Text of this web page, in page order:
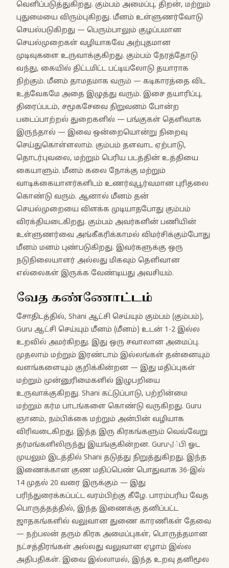
வெளிப்படுத்துகிறது. கும்பம் அமைப்பு, திறன், மற்றும்
புதுமையை விரும்புகிறது. மீனம் உள்ளுணர்வோடு
செயல்படுகிறது — பெரும்பாலும் குழப்பமான
செயல்முறைகள் வழியாகவே அற்புதமான
முடிவுகளை உருவாக்குகிறது. கும்பம் நேரத்தோடு
வந்து, கையில் திட்டமிட்ட பட்டியலோடு தயாராக
நிற்கும். மீனம் தாமதமாக வரும் — கடிகாரத்தை விட
உத்வேகமே அதை இழுத்து வரும். இசை தயாரிப்பு,
திரைப்படம், சமூகசேவை நிறுவனம் போன்ற
படைப்பாற்றல் துறைகளில் — பங்குகள் தெளிவாக
இருந்தால் — இவை ஒன்றையொன்று நிறைவு
செய்துகொள்ளலாம். கும்பம் தளவாட ஏற்பாடு,
தொடர்புவலை, மற்றும் பெரிய படத்தின் உத்தியை
கையாளும். மீனம் கலை நோக்கு மற்றும்
வாடிக்கையாளர்களிடம் உணர்வுபூர்வமான புரிதலை
கொண்டு வரும். ஆனால் மீனம் தன்
செயல்முறையை விளக்க முடியாதபோது கும்பம்
விரக்தியடைகிறது. கும்பம் அவர்களின் பணியின்
உள்ளுணர்வை அங்கீகரிக்காமல் விமர்சிக்கும்போது
மீனம் மனம் புண்படுகிறது. இவர்களுக்கு ஒரு
நடுநிலையாளர் அல்லது மிகவும் தெளிவான
எல்லைகள் இருக்க வேண்டியது அவசியம்.
வேத கண்ணோட்டம்
சோதிடத்தில், Shani ஆட்சி செய்யும் கும்பம் (கும்பம்),
Guru ஆட்சி செய்யும் மீனம் (மீனம்) உடன் 1-2 இல்ல
உறவில் அமர்கிறது. இது ஒரு சவாலான அமைப்பு.
முதலாம் மற்றும் இரண்டாம் இல்லங்கள் தன்னையும்
வளங்களையும் குறிக்கின்றன — இது மதிப்புகள்
மற்றும் முன்னுரிமைகளில் இழுபறியை
உருவாக்குகிறது. Shani கட்டுப்பாடு, பற்றின்மை
மற்றும் கர்ம பாடங்களை கொண்டு வருகிறது. Guru
ஞானம், நம்பிக்கை மற்றும் அன்பின் வழியாக
விரிவடைகிறது. இந்த இரு கிரகங்களும் வெவ்வேறு
தர்மங்களிலிருந்து இயங்குகின்றன. Guru넘்பி ஓட
முயலும் இடத்தில் Shani தடுத்து நிறுத்துகிறது. இந்த
இணைக்கான குண மதிப்பெண் பொதுவாக 36-இல்
14 முதல் 20 வரை இருக்கும் — இது
பரிந்துரைக்கப்பட்ட வரம்பிற்கு கீழே. பாரம்பரிய வேத
பொருத்தத்தில், இந்த இணைக்கு தனிப்பட்ட
ஜாதகங்களில் வலுவான துணை காரணிகள் தேவை
— நற்பலன் தரும் கிரக அமைப்புகள், பொருத்தமான
நட்சத்திரங்கள் அல்லது வலுவான ஏழாம் இல்ல
அதிபதிகள். இவை இல்லாமல், இந்த உறவு தனிமூல